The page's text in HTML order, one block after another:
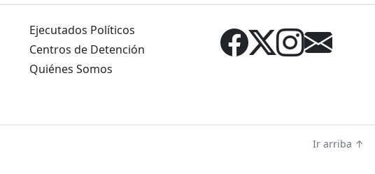
Ejecutados Políticos
Centros de Detención
Quiénes Somos
Ir arriba ↑